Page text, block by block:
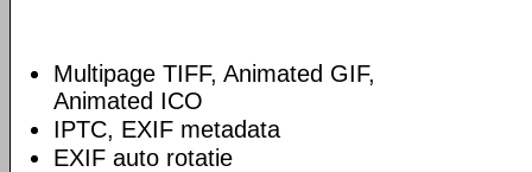
Multipage TIFF, Animated GIF,
Animated ICO
IPTC, EXIF metadata
EXIF auto rotatie